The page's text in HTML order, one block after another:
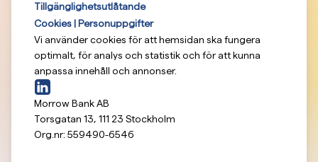
Tillgänglighetsutlåtande
Cookies | Personuppgifter
Vi använder cookies för att hemsidan ska fungera
optimalt, för analys och statistik och för att kunna
anpassa innehåll och annonser.
Morrow Bank AB
Torsgatan 13, 111 23 Stockholm
Org.nr: 559490-6546